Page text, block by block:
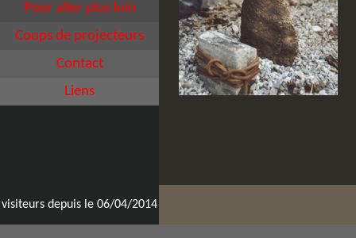
Pour aller plus loin
Coups de projecteurs
Contact
Liens
visiteurs depuis le 06/04/2014